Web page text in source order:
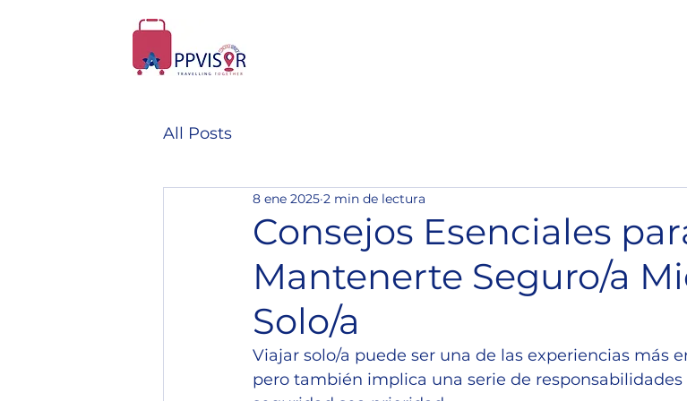
All Posts
Consejos Esenciales
Mantenerte Seguro/a
Solo/a
8 ene 2025 2 min de lectura
Viajar solo/a puede ser una de las experiencias más
pero también implica una serie de